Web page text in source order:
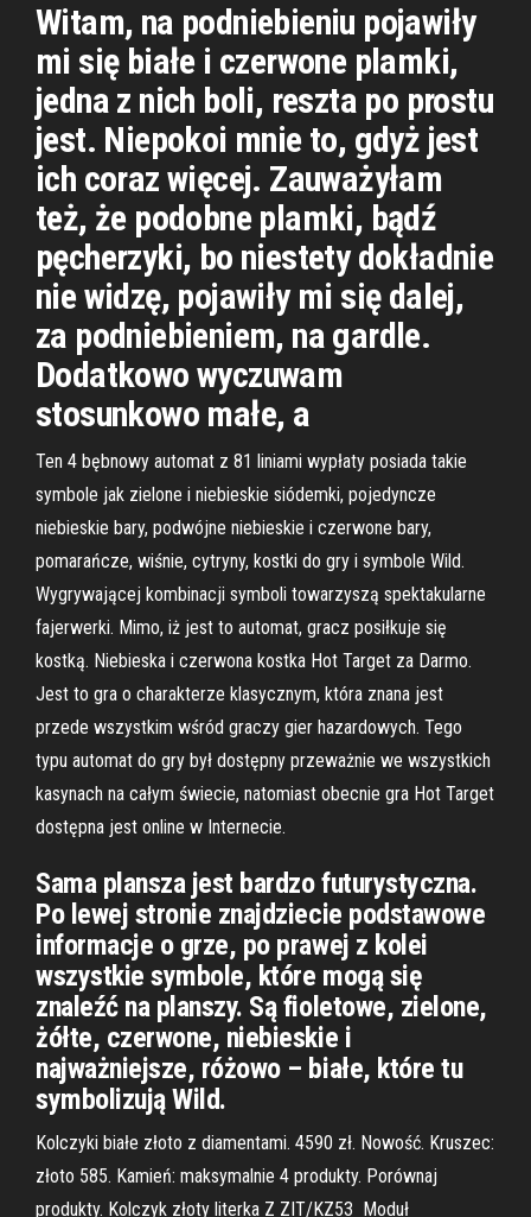
Witam, na podniebieniu pojawiły
mi się białe i czerwone plamki,
jedna z nich boli, reszta po prostu
jest. Niepokoi mnie to, gdyż jest
ich coraz więcej. Zauważyłam
też, że podobne plamki, bądź
pęcherzyki, bo niestety dokładnie
nie widzę, pojawiły mi się dalej,
za podniebieniem, na gardle.
Dodatkowo wyczuwam
stosunkowo małe, a
Ten 4 bębnowy automat z 81 liniami wypłaty posiada takie
symbole jak zielone i niebieskie siódemki, pojedyncze
niebieskie bary, podwójne niebieskie i czerwone bary,
pomarańcze, wiśnie, cytryny, kostki do gry i symbole Wild.
Wygrywającej kombinacji symboli towarzyszą spektakularne
fajerwerki. Mimo, iż jest to automat, gracz posiłkuje się
kostką. Niebieska i czerwona kostka Hot Target za Darmo.
Jest to gra o charakterze klasycznym, która znana jest
przede wszystkim wśród graczy gier hazardowych. Tego
typu automat do gry był dostępny przeważnie we wszystkich
kasynach na całym świecie, natomiast obecnie gra Hot Target
dostępna jest online w Internecie.
Sama plansza jest bardzo futurystyczna.
Po lewej stronie znajdziecie podstawowe
informacje o grze, po prawej z kolei
wszystkie symbole, które mogą się
znaleźć na planszy. Są fioletowe, zielone,
żółte, czerwone, niebieskie i
najważniejsze, różowo – białe, które tu
symbolizują Wild.
Kolczyki białe złoto z diamentami. 4590 zł. Nowość. Kruszec:
złoto 585. Kamień: maksymalnie 4 produkty. Porównaj
produkty. Kolczyk złoty literka Z ZIT/KZ53 Moduł